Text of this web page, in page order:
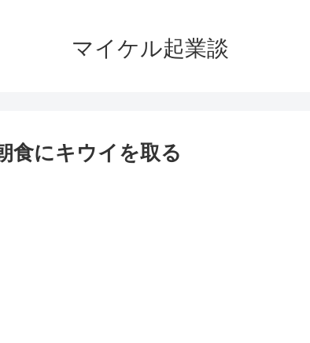
マイケル起業談
食にキウイを取る